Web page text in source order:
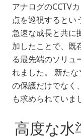
アナログのCCTV
点を巡視するとい
急速な成長と共に
加したことで、既
る最先端のソリュ
れました。 新た
の保護だけでなく
も求められていま
高度な水